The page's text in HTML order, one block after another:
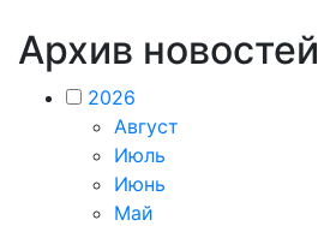
Архив новостей
2026
Август
Июль
Июнь
Май